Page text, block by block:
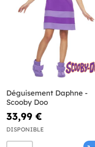
Déguisement Daphne -
Scooby Doo
33,99 €
DISPONIBLE